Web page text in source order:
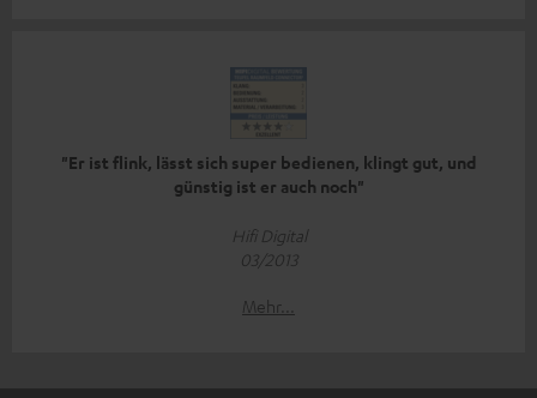
"Er ist flink, lässt sich super bedienen, klingt gut, und
günstig ist er auch noch"
Hifi Digital
03/2013
Mehr...